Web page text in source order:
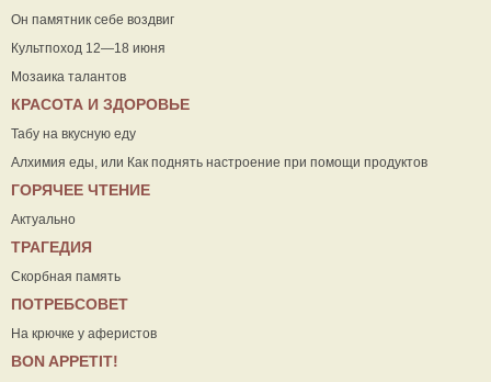
Он памятник себе воздвиг
Культпоход 12—18 июня
Мозаика талантов
КРАСОТА И ЗДОРОВЬЕ
Табу на вкусную еду
Алхимия еды, или Как поднять настроение при помощи продуктов
ГОРЯЧЕЕ ЧТЕНИЕ
Актуально
ТРАГЕДИЯ
Скорбная память
ПОТРЕБСОВЕТ
На крючке у аферистов
ВON APPETIT!